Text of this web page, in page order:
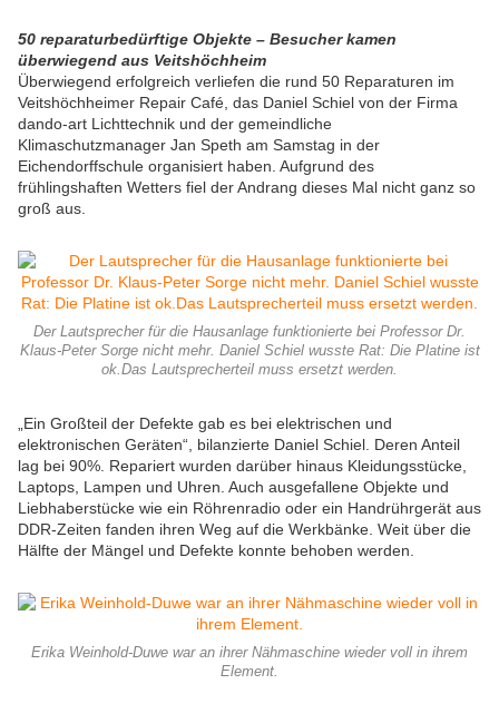
50 reparaturbedürftige Objekte – Besucher kamen
überwiegend aus Veitshöchheim
Überwiegend erfolgreich verliefen die rund 50 Reparaturen im
Veitshöchheimer Repair Café, das Daniel Schiel von der Firma
dando-art Lichttechnik und der gemeindliche
Klimaschutzmanager Jan Speth am Samstag in der
Eichendorffschule organisiert haben. Aufgrund des
frühlingshaften Wetters fiel der Andrang dieses Mal nicht ganz so
groß aus.
Der Lautsprecher für die Hausanlage funktionierte bei Professor Dr.
Klaus-Peter Sorge nicht mehr. Daniel Schiel wusste Rat: Die Platine ist
ok.Das Lautsprecherteil muss ersetzt werden.
„Ein Großteil der Defekte gab es bei elektrischen und
elektronischen Geräten“, bilanzierte Daniel Schiel. Deren Anteil
lag bei 90%. Repariert wurden darüber hinaus Kleidungsstücke,
Laptops, Lampen und Uhren. Auch ausgefallene Objekte und
Liebhaberstücke wie ein Röhrenradio oder ein Handrührgerät aus
DDR-Zeiten fanden ihren Weg auf die Werkbänke. Weit über die
Hälfte der Mängel und Defekte konnte behoben werden.
Erika Weinhold-Duwe war an ihrer Nähmaschine wieder voll in ihrem
Element.